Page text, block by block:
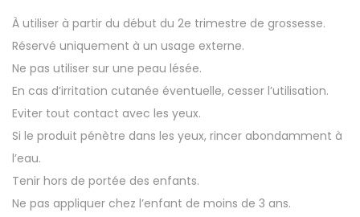
À utiliser à partir du début du 2e trimestre de grossesse.
Réservé uniquement à un usage externe.
Ne pas utiliser sur une peau lésée.
En cas d’irritation cutanée éventuelle, cesser l’utilisation.
Eviter tout contact avec les yeux.
Si le produit pénètre dans les yeux, rincer abondamment à
l’eau.
Tenir hors de portée des enfants.
Ne pas appliquer chez l’enfant de moins de 3 ans.